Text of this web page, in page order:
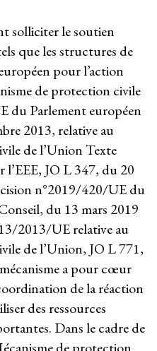
solliciter le soutien
que les structures de
pour l’action
de protection civile
du Parlement européen
2013, relative au
de l’Union Texte
JO L 347, du 20
n°2019/420/UE du
du 13 mars 2019
2013/UE relative au
de l’Union, JO L 771,
a pour cœur
de la réaction
des ressources
Dans le cadre de